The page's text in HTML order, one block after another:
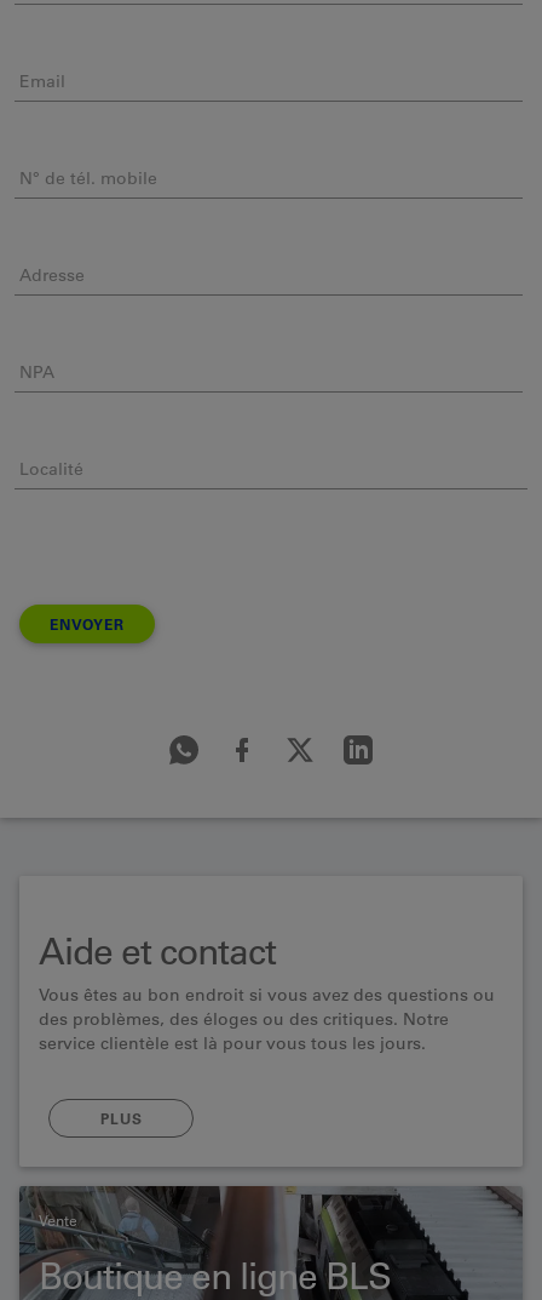
Email
N° de tél. mobile
Adresse
NPA
Localité
ENVOYER
Aide et contact
Vous êtes au bon endroit si vous avez des questions ou
des problèmes, des éloges ou des critiques. Notre
service clientèle est là pour vous tous les jours.
PLUS
Vente
Boutique en ligne BLS